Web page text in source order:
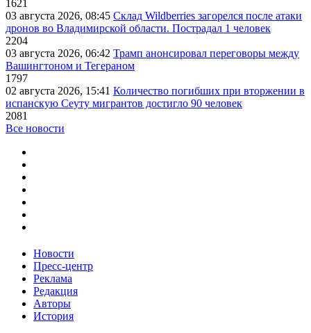
1621
03 августа 2026, 08:45 Склад Wildberries загорелся после атаки
дронов во Владимирской области. Пострадал 1 человек
2204
03 августа 2026, 06:42 Трамп анонсировал переговоры между
Вашингтоном и Тегераном
1797
02 августа 2026, 15:41 Количество погибших при вторжении в
испанскую Сеуту мигрантов достигло 90 человек
2081
Все новости
Новости
Пресс-центр
Реклама
Редакция
Авторы
История